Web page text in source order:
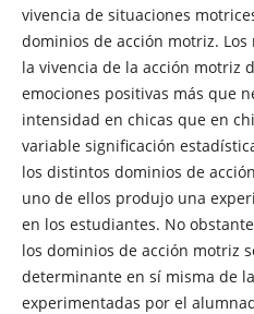
vivencia de situaciones
dominios de acción motriz.
la vivencia de la acción motriz
emociones positivas más que
intensidad en chicas que en
variable significación
los distintos dominios de
uno de ellos produjo una
en los estudiantes. No
los dominios de acción motriz
determinante en sí misma de
experimentadas por el